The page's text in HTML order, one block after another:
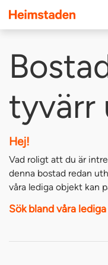
tyvärr
Hej!
Vad roligt att du är
denna bostad redan
våra lediga objekt kan
Sök bland våra